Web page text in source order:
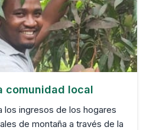
comunidad local
los ingresos de los hogares
de montaña a través de la